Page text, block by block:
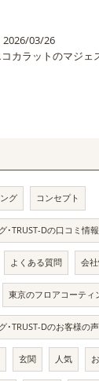
2026/03/26
グ コンセプト
･TRUST-Dの口コミ情報
よくある質問 会
東京のフロアコーティ
･TRUST-Dのお客様の声
玄関 人気